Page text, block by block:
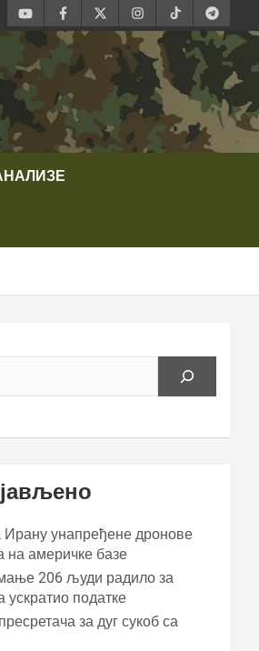
Ирану унапређене дронове
на америчке базе
206 људи радило за
ускратио податке
за дуг сукоб са